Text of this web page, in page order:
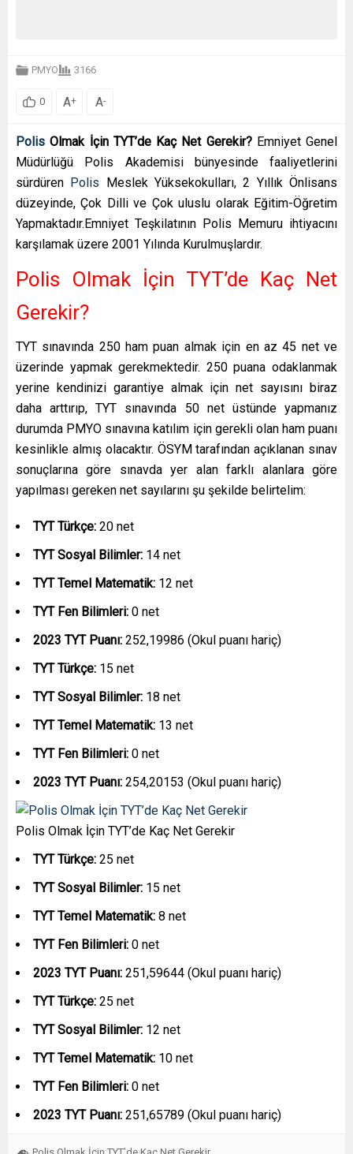
PMYO 3166
0 A+ A-
Polis Olmak İçin TYT’de Kaç Net Gerekir?Emniyet Genel
Müdürlüğü Polis Akademisi bünyesinde faaliyetlerini
sürdüren Polis Meslek Yüksekokulları, 2 Yıllık Önlisans
düzeyinde, Çok Dilli ve Çok uluslu olarak Eğitim-Öğretim
Yapmaktadır.Emniyet Teşkilatının Polis Memuru ihtiyacını
karşılamak üzere 2001 Yılında Kurulmuşlardır.
Polis Olmak İçin TYT’de Kaç Net
Gerekir?
TYT sınavında 250 ham puan almak için en az 45 net ve
üzerinde yapmak gerekmektedir. 250 puana odaklanmak
yerine kendinizi garantiye almak için net sayısını biraz
daha arttırıp, TYT sınavında 50 net üstünde yapmanız
durumda PMYO sınavına katılım için gerekli olan ham puanı
kesinlikle almış olacaktır. ÖSYM tarafından açıklanan sınav
sonuçlarına göre sınavda yer alan farklı alanlara göre
yapılması gereken net sayılarını şu şekilde belirtelim:
TYT Türkçe: 20 net
TYT Sosyal Bilimler: 14 net
TYT Temel Matematik: 12 net
TYT Fen Bilimleri: 0 net
2023 TYT Puanı: 252,19986 (Okul puanı hariç)
TYT Türkçe: 15 net
TYT Sosyal Bilimler: 18 net
TYT Temel Matematik: 13 net
TYT Fen Bilimleri: 0 net
2023 TYT Puanı: 254,20153 (Okul puanı hariç)
Polis Olmak İçin TYT’de Kaç Net Gerekir
TYT Türkçe: 25 net
TYT Sosyal Bilimler: 15 net
TYT Temel Matematik: 8 net
TYT Fen Bilimleri: 0 net
2023 TYT Puanı: 251,59644 (Okul puanı hariç)
TYT Türkçe: 25 net
TYT Sosyal Bilimler: 12 net
TYT Temel Matematik: 10 net
TYT Fen Bilimleri: 0 net
2023 TYT Puanı: 251,65789 (Okul puanı hariç)
Polis Olmak İçin TYT’de Kaç Net Gerekir